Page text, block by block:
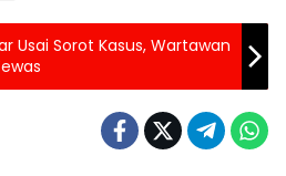
Usai Sorot Kasus, Wartawan